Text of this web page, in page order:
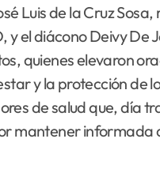
Luis de la Cruz
y el diácono Deivy De
quienes elevaron
y la protección de
de salud que, día
mantener informada